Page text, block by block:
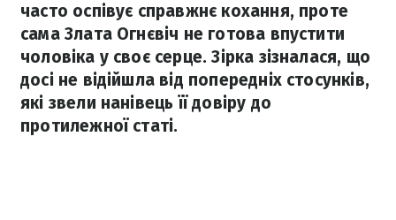
часто оспівує справжнє кохання, проте
сама Злата Огнєвіч не готова впустити
чоловіка у своє серце. Зірка зізналася, що
досі не відійшла від попередніх стосунків,
які звели нанівець її довіру до
протилежної статі.